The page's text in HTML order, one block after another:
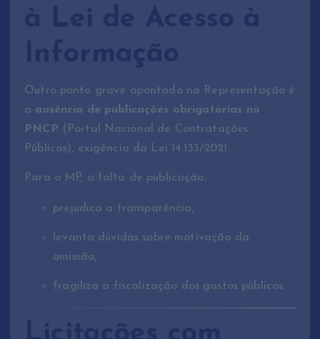
à Lei de Acesso à
Informação
Outro ponto grave apontado na Representação é
a ausência de publicações obrigatórias no
PNCP (Portal Nacional de Contratações
Públicas), exigência da Lei 14.133/2021.
Para o MP, a falta de publicação:
prejudica a transparência,
levanta dúvidas sobre motivação da
omissão,
fragiliza a fiscalização dos gastos públicos.